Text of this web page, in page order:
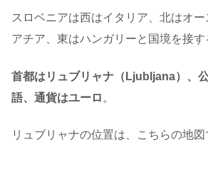
スロベニアは西はイタリア、北はオ
アチア、東はハンガリーと国境を接す
首都はリュブリャナ（Ljubljana）、
語、通貨はユーロ 。
リュブリャナの位置は、こちらの地図